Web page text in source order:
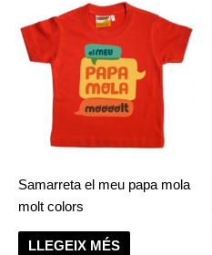
Samarreta el meu papa mola
molt colors
LLEGEIX MÉS